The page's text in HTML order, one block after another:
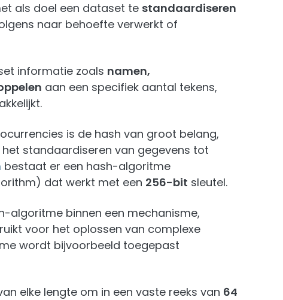
als doel een dataset te standaardiseren
naar behoefte verwerkt of
informatie zoals namen,
aan een specifiek aantal tekens,
is de hash van groot belang,
standaardiseren van gegevens tot
bestaat er een hash-algoritme
dat werkt met een 256-bit sleutel.
algoritme binnen een mechanisme,
voor het oplossen van complexe
wordt bijvoorbeeld toegepast
elke lengte om in een vaste reeks van 64